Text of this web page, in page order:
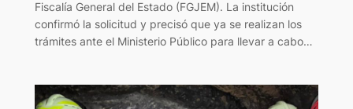
Fiscalía General del Estado (FGJEM). La institución
confirmó la solicitud y precisó que ya se realizan los
trámites ante el Ministerio Público para llevar a cabo…